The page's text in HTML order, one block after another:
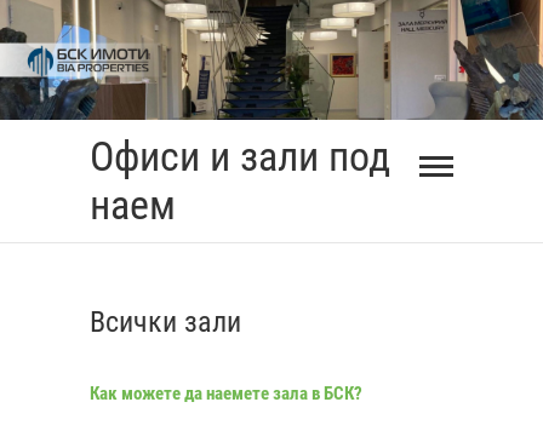
Skip
to
content
Офиси и зали под
наем
Всички зали
Как можете да наемете зала в БСК?